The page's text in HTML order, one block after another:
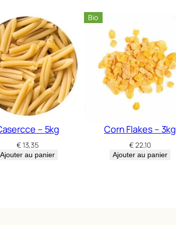
n
c
–
5
k
g
– 5kg
€13,35
Ajouter au panier
Bio
Corn Flakes – 3kg
€22,10
Ajouter au panier